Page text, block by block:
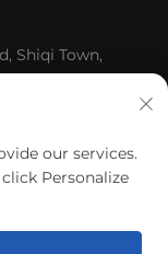
Shiqi Town,
our services.
Personalize